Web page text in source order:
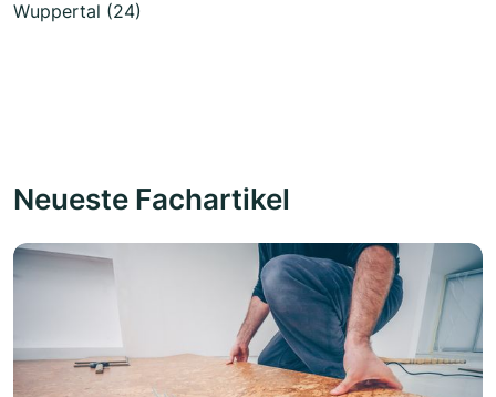
Wuppertal (24)
Neueste Fachartikel